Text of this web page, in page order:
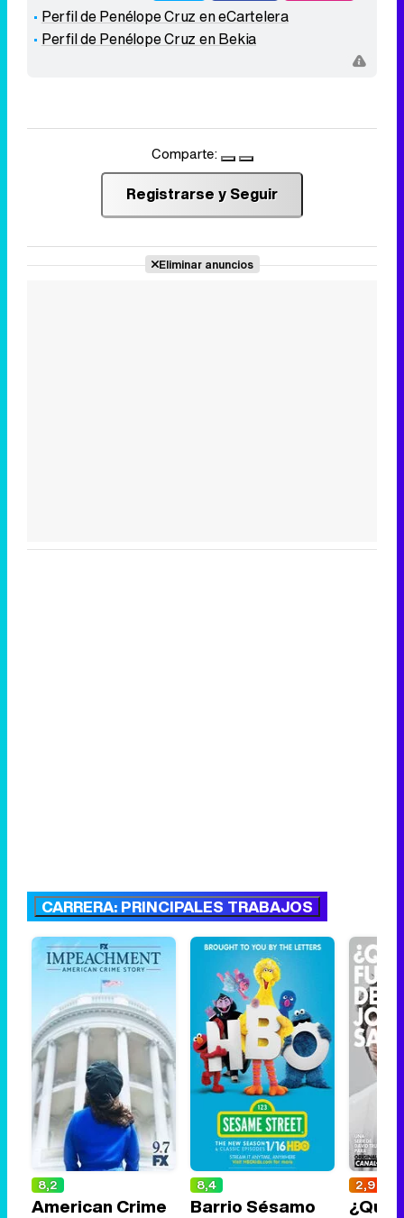
Perfil de Penélope Cruz en eCartelera
Perfil de Penélope Cruz en Bekia
Comparte:
Registrarse y Seguir
Eliminar anuncios
CARRERA: PRINCIPALES TRABAJOS
8,2
American Crime
8,4
Barrio Sésamo
2,9
¿Qué